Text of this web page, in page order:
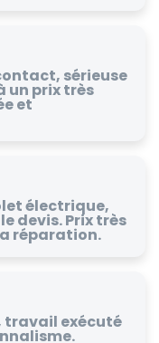
sérieuse
un prix très
et
électrique,
devis. Prix très
réparation.
travail exécuté